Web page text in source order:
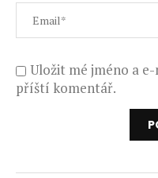
Uložit mé jméno a
příští komentář.